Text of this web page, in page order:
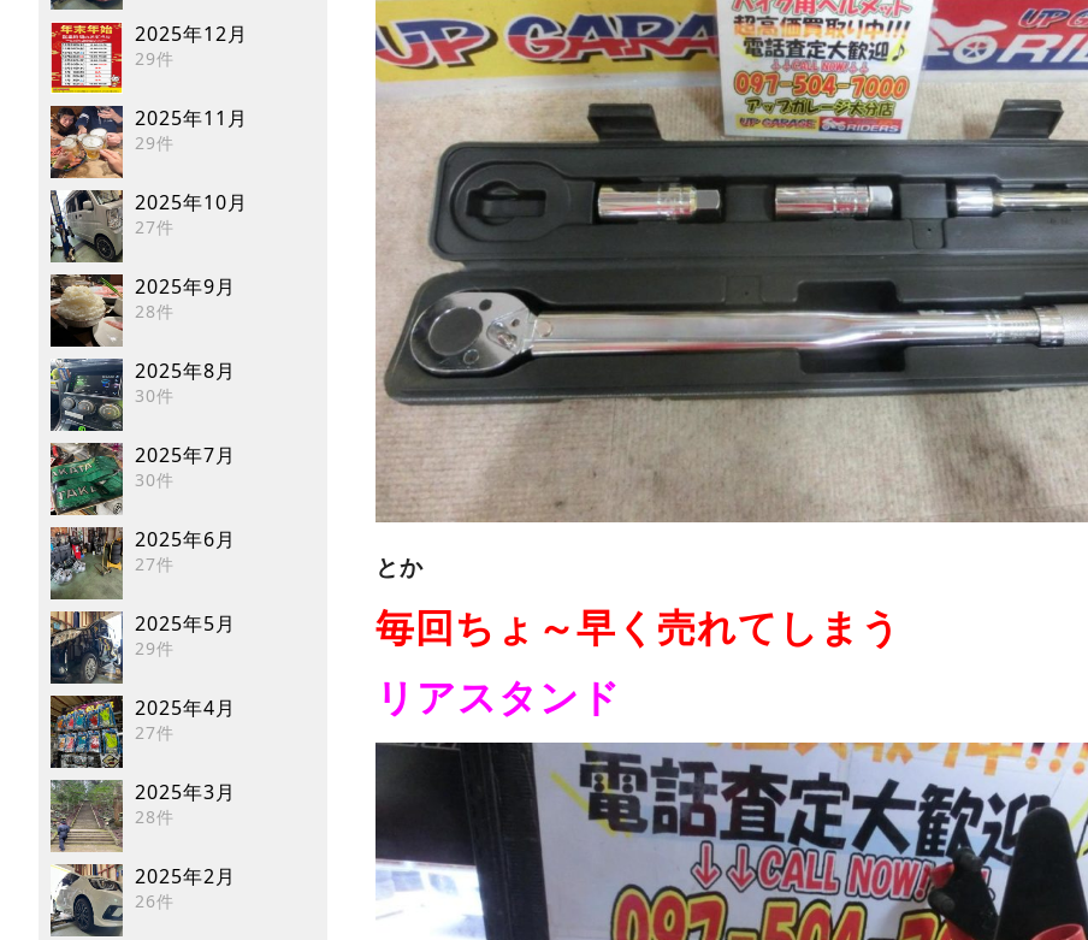
2025年12月
29件
2025年11月
29件
2025年10月
27件
2025年9月
28件
2025年8月
30件
2025年7月
30件
2025年6月
27件
2025年5月
29件
2025年4月
27件
2025年3月
28件
2025年2月
26件
とか
毎回ちょ～早く売れてしまう
リアスタンド